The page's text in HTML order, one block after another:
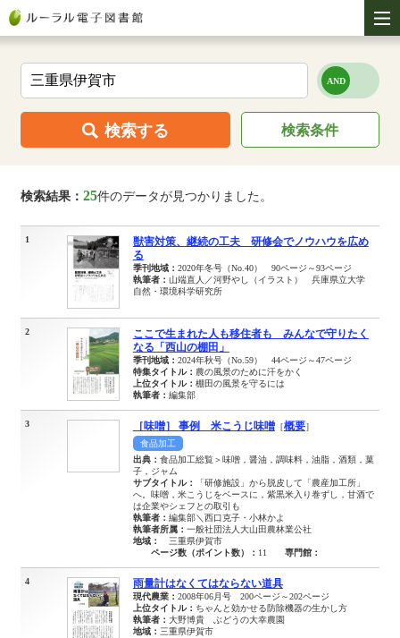
検索する 検索条件
検索結果： 25件のデータが見つかりました。
1
獣害対策、継続の工夫 研修会でノウハウを広め
る
季刊地域： 2020年冬号（No.40） 90ページ～93ページ
執筆者： 山端直人／河野やし（イラスト） 兵庫県立大学
自然・環境科学研究所
2
ここで生まれた人も移住者も みんなで守りたく
なる「西山の棚田」
季刊地域： 2024年秋号（No.59） 44ページ～47ページ
特集タイトル： 農の風景のために汗をかく
上位タイトル： 棚田の風景を守るには
執筆者： 編集部
3 ［味噌］ 事例 米こうじ味噌［概要］
食品加工
出典： 食品加工総覧＞味噌，醤油，調味料，油脂，酒類，菓
子，ジャム
サブタイトル：
「研修施設」から脱皮して「農産加工所」
へ。味噌，米こうじをベースに，紫黒米入り巻ずし，甘酒で
は企業やシェフとの取引も
執筆者： 編集部＼西口克子・小林かよ
執筆者所属： 一般社団法人大山田農林業公社
地域：
三重県伊賀市
ページ数（ポイント数）： 11 専門館：
4 雨量計はなくてはならない道具
現代農業： 2008年06月号 200ページ～202ページ
上位タイトル： ちゃんと効かせる防除機器の生かし方
執筆者： 大野博貴 ぶどうの大幸農園
地域： 三重県伊賀市